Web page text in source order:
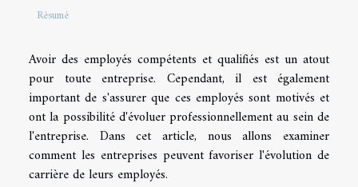
Résumé
Avoir des employés compétents et qualifiés est un atout
pour toute entreprise. Cependant, il est également
important de s'assurer que ces employés sont motivés et
ont la possibilité d'évoluer professionnellement au sein de
l'entreprise. Dans cet article, nous allons examiner
comment les entreprises peuvent favoriser l'évolution de
carrière de leurs employés.